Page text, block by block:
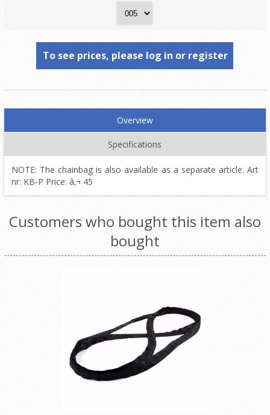
To see prices, please log in or register
Overview
Specifications
NOTE: The chainbag is also available as a separate article. Art
nr: KB-P Price: â‚¬ 45
Customers who bought this item also
bought